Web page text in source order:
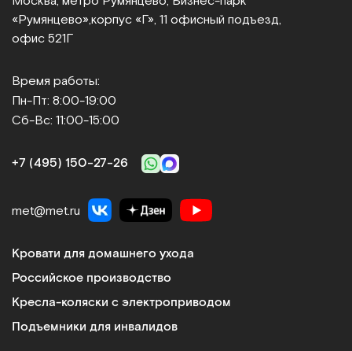
«Румянцево», корпус «Г», 11 офисный подъезд,
офис 521Г
Время работы:
Пн-Пт: 8:00-19:00
Сб-Вс: 11:00-15:00
+7 (495) 150‑27‑26
met@met.ru
Кровати для домашнего ухода
Российское производство
Кресла-коляски с электроприводом
Подъемники для инвалидов